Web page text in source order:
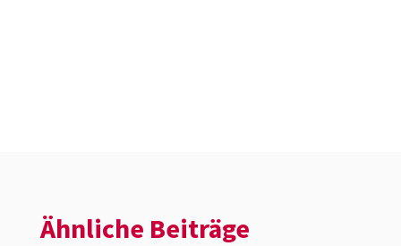
Ähnliche Beiträge